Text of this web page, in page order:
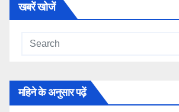
खबरें खोजें
महिने के अनुसार पढ़ें